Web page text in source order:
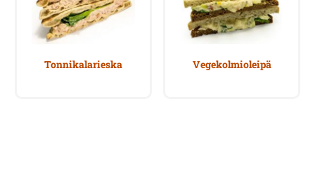
Tonnikalarieska Vegekolmioleipä